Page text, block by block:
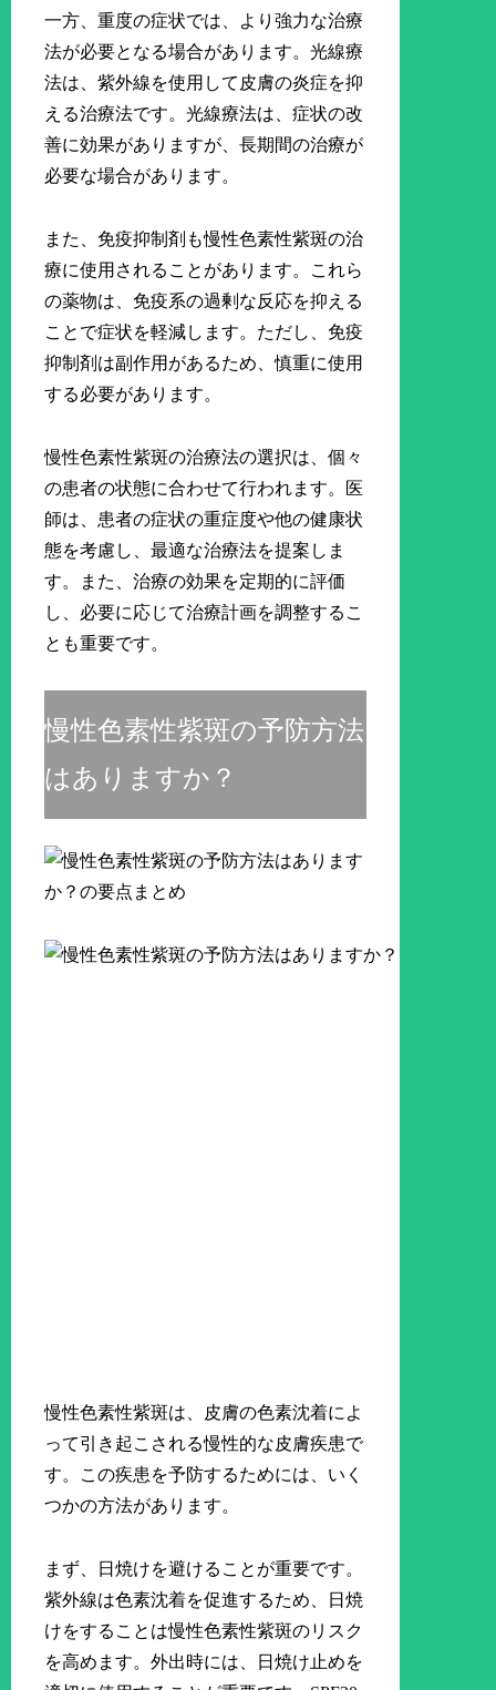
一方、重度の症状では、より強力な治療
法が必要となる場合があります。光線療
法は、紫外線を使用して皮膚の炎症を抑
える治療法です。光線療法は、症状の改
善に効果がありますが、長期間の治療が
必要な場合があります。
また、免疫抑制剤も慢性色素性紫斑の治
療に使用されることがあります。これら
の薬物は、免疫系の過剰な反応を抑える
ことで症状を軽減します。ただし、免疫
抑制剤は副作用があるため、慎重に使用
する必要があります。
慢性色素性紫斑の治療法の選択は、個々
の患者の状態に合わせて行われます。医
師は、患者の症状の重症度や他の健康状
態を考慮し、最適な治療法を提案しま
す。また、治療の効果を定期的に評価
し、必要に応じて治療計画を調整するこ
とも重要です。
慢性色素性紫斑の予防方法
はありますか？
慢性色素性紫斑は、皮膚の色素沈着によ
って引き起こされる慢性的な皮膚疾患で
す。この疾患を予防するためには、いく
つかの方法があります。
まず、日焼けを避けることが重要です。
紫外線は色素沈着を促進するため、日焼
けをすることは慢性色素性紫斑のリスク
を高めます。外出時には、日焼け止めを